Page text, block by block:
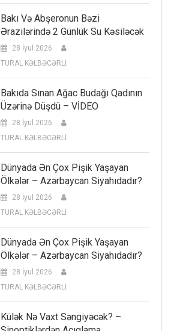
Bakı Və Abşeronun Bəzi
Ərazilərində 2 Günlük Su Kəsiləcək
28 İyul 2026
TURAL KƏLBƏCƏRLİ
Bakıda Sınan Ağac Budağı Qadının
Üzərinə Düşdü – VİDEO
28 İyul 2026
TURAL KƏLBƏCƏRLİ
Dünyada Ən Çox Pişik Yaşayan
Ölkələr – Azərbaycan Siyahıdadır?
28 İyul 2026
TURAL KƏLBƏCƏRLİ
Dünyada Ən Çox Pişik Yaşayan
Ölkələr – Azərbaycan Siyahıdadır?
28 İyul 2026
TURAL KƏLBƏCƏRLİ
Külək Nə Vaxt Səngiyəcək? –